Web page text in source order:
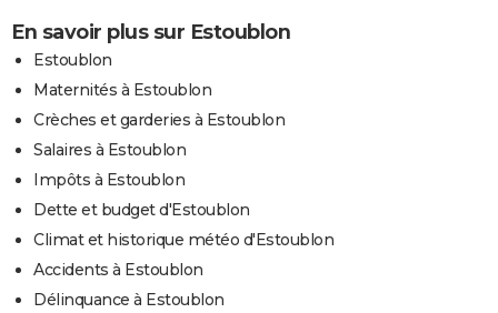
En savoir plus sur Estoublon
Estoublon
Maternités à Estoublon
Crèches et garderies à Estoublon
Salaires à Estoublon
Impôts à Estoublon
Dette et budget d'Estoublon
Climat et historique météo d'Estoublon
Accidents à Estoublon
Délinquance à Estoublon